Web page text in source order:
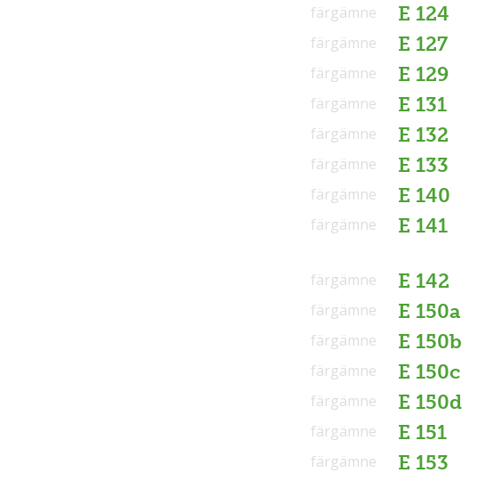
E 124
färgämne
E 127
färgämne
E 129
färgämne
E 131
färgämne
E 132
färgämne
E 133
färgämne
E 140
färgämne
E 141
färgämne
E 142
färgämne
E 150a
färgämne
E 150b
färgämne
E 150c
färgämne
E 150d
färgämne
E 151
färgämne
E 153
färgämne